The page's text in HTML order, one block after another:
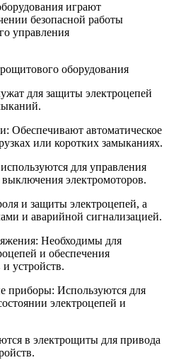
играют
безопасной работы
управления
оборудования
для защиты электроцепей
Обеспечивают автоматическое
или коротких замыканиях.
для управления
электромоторов.
и защиты электроцепей, а
и аварийной сигнализацией.
Необходимы для
и обеспечения
устройств.
приборы: Используются для
электроцепей и
в электрощиты для привода